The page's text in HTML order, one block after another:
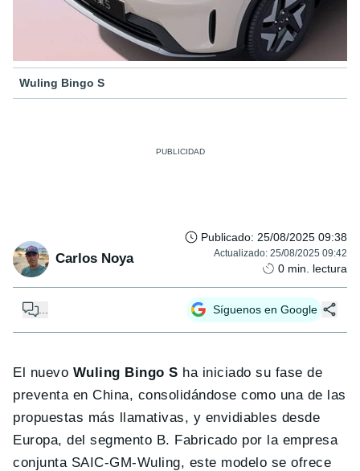
Wuling Bingo S
Carlos Noya
Publicado: 25/08/2025 09:38
Actualizado: 25/08/2025 09:42
0 min. lectura
Síguenos en Google
El nuevo Wuling Bingo S ha iniciado su fase de
preventa en China, consolidándose como una de las
propuestas más llamativas, y envidiables desde
Europa, del segmento B. Fabricado por la empresa
conjunta SAIC-GM-Wuling, este modelo se ofrece